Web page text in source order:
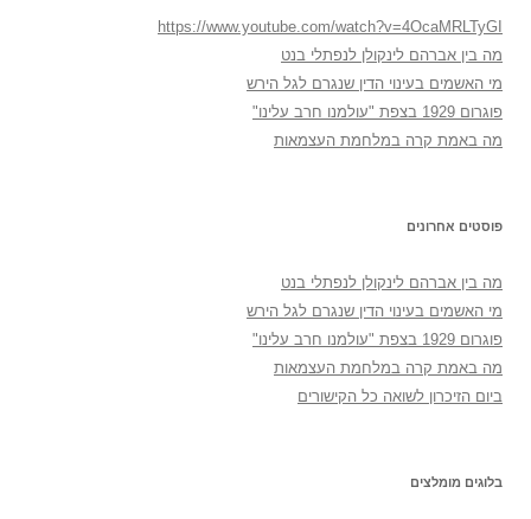
https://www.youtube.com/watch?v=4OcaMRLTyGI
מה בין אברהם לינקולן לנפתלי בנט
מי האשמים בעינוי הדין שנגרם לגל הירש
פוגרום 1929 בצפת "עולמנו חרב עלינו"
מה באמת קרה במלחמת העצמאות
פוסטים אחרונים
מה בין אברהם לינקולן לנפתלי בנט
מי האשמים בעינוי הדין שנגרם לגל הירש
פוגרום 1929 בצפת "עולמנו חרב עלינו"
מה באמת קרה במלחמת העצמאות
ביום הזיכרון לשואה כל הקישורים
בלוגים מומלצים